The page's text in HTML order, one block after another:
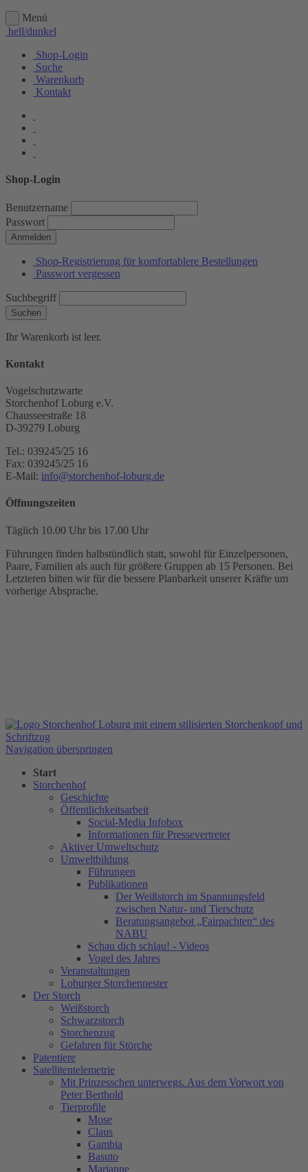
Menü
hell/dunkel
Shop-Login
Suche
Warenkorb
Kontakt
Shop-Login
Benutzername
Passwort
Anmelden
Shop-Registrierung für komfortablere Bestellungen
Passwort vergessen
Suchbegriff
Suchen
Ihr Warenkorb ist leer.
Kontakt
Vogelschutzwarte
Storchenhof Loburg e.V.
Chausseestraße 18
D-39279 Loburg
Tel.: 039245/25 16
Fax: 039245/25 16
E-Mail: info@storchenhof-loburg.de
Öffnungszeiten
Täglich 10.00 Uhr bis 17.00 Uhr
Führungen finden halbstündlich statt, sowohl für Einzelpersonen,
Paare, Familien als auch für größere Gruppen ab 15 Personen. Bei
Letzteren bitten wir für die bessere Planbarkeit unserer Kräfte um
vorherige Absprache.
Navigation überspringen
Start
Storchenhof
Geschichte
Öffentlichkeitsarbeit
Social-Media Infobox
Informationen für Pressevertreter
Aktiver Umweltschutz
Umweltbildung
Führungen
Publikationen
Der Weißstorch im Spannungsfeld
zwischen Natur- und Tierschutz
Beratungsangebot „Fairpachten“ des
NABU
Schau dich schlau! - Videos
Vogel des Jahres
Veranstaltungen
Loburger Storchennester
Der Storch
Weißstorch
Schwarzstorch
Storchenzug
Gefahren für Störche
Patentiere
Satellitentelemetrie
Mit Prinzesschen unterwegs. Aus dem Vorwort von
Peter Berthold
Tierprofile
Mose
Claus
Gambia
Basuto
Marianne